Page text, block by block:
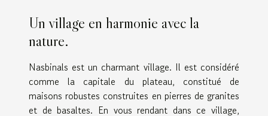
Un village en harmonie avec la
nature.
Nasbinals est un charmant village. Il est considéré
comme la capitale du plateau, constitué de
maisons robustes construites en pierres de granites
et de basaltes. En vous rendant dans ce village,